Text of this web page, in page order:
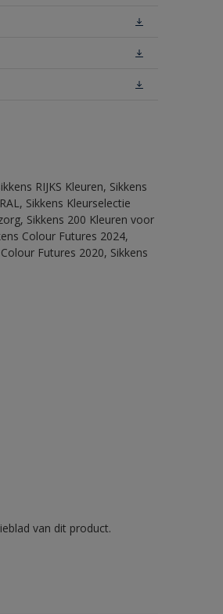
RIJKS Kleuren, Sikkens
Sikkens Kleurselectie
Sikkens 200 Kleuren voor
Colour Futures 2024,
Futures 2020, Sikkens
van dit product.